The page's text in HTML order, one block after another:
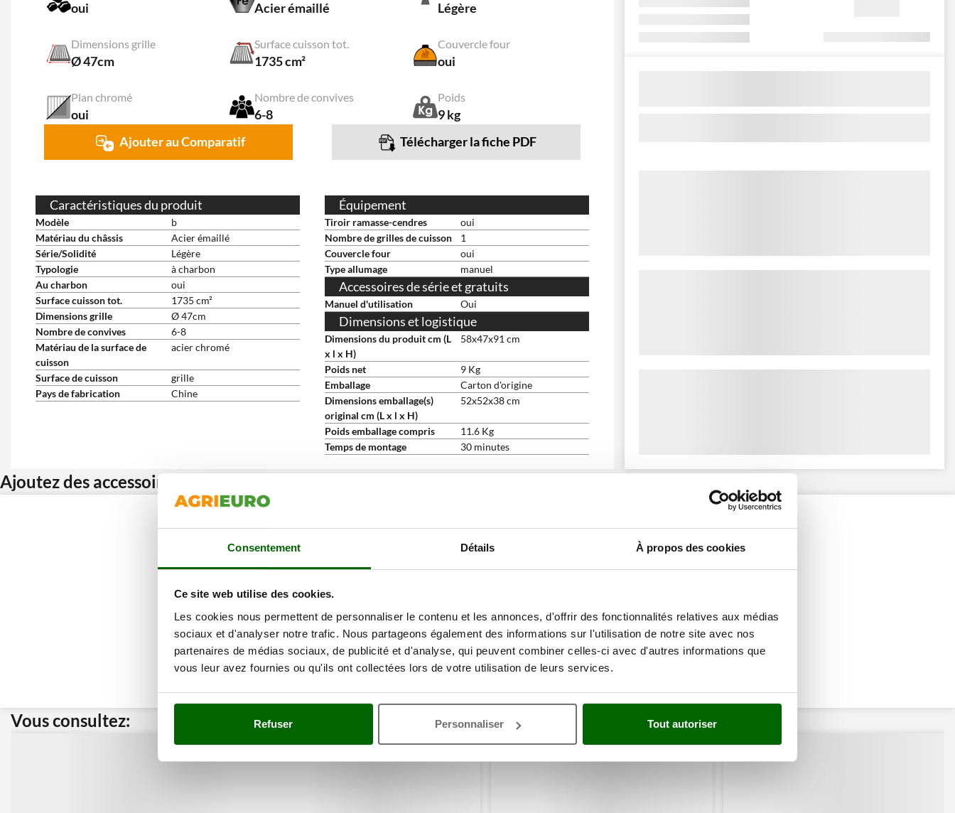
Consentement Détails À propos des cookies
Ce site web utilise des cookies.
Les cookies nous permettent de personnaliser le contenu et les annonces, d'offrir des fonctionnalités relatives aux médias
sociaux et d'analyser notre trafic. Nous partageons également des informations sur l'utilisation de notre site avec nos
partenaires de médias sociaux, de publicité et d'analyse, qui peuvent combiner celles-ci avec d'autres informations que
vous leur avez fournies ou qu'ils ont collectées lors de votre utilisation de leurs services.
Refuser Personnaliser Tout autoriser
oui Acier émaillé Légère
Dimensions grille
Ø 47cm
Surface cuisson tot.
1735 cm²
Couvercle four
oui
Plan chromé
oui
Nombre de convives
6-8
Poids
9 kg
Ajouter au Comparatif Télécharger la fiche PDF
Caractéristiques du produit
Modèle
b
Matériau du châssis
Acier émaillé
Série/Solidité
Légère
Typologie
à charbon
Au charbon
oui
Surface cuisson tot.
1735 cm²
Dimensions grille
Ø 47cm
Nombre de convives
6-8
Matériau de la surface de
cuisson
acier chromé
Surface de cuisson
grille
Pays de fabrication
Chine
Équipement
Tiroir ramasse-cendres
oui
Nombre de grilles de cuisson
1
Couvercle four
oui
Type allumage
manuel
Accessoires de série et gratuits
Manuel d'utilisation Oui
Dimensions et logistique
Dimensions du produit cm (L
x l x H)
58x47x91 cm
Poids net
9 Kg
Emballage
Carton d'origine
Dimensions emballage(s)
original cm (L x l x H)
52x52x38 cm
Poids emballage compris
11.6 Kg
Temps de montage
30 minutes
Ajoutez des accessoires et bénéficiez d’une remise
Vous consultez: Nos clients ont consulté également ces articles: